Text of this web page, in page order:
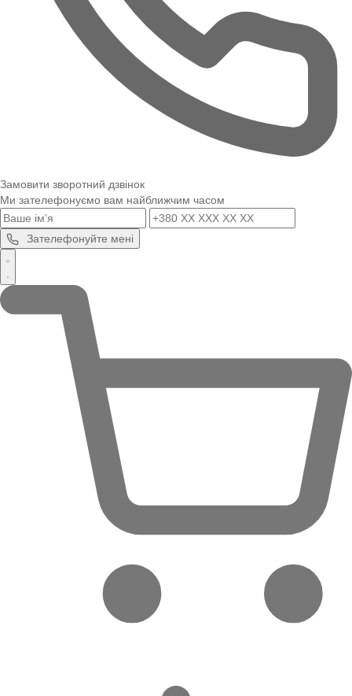
Замовити зворотний дзвінок
Ми зателефонуємо вам найближчим часом
Зателефонуйте мені